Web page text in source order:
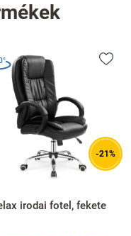
-21%
irodai fotel, fekete